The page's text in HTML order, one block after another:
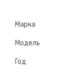
Марка
Модель
Год